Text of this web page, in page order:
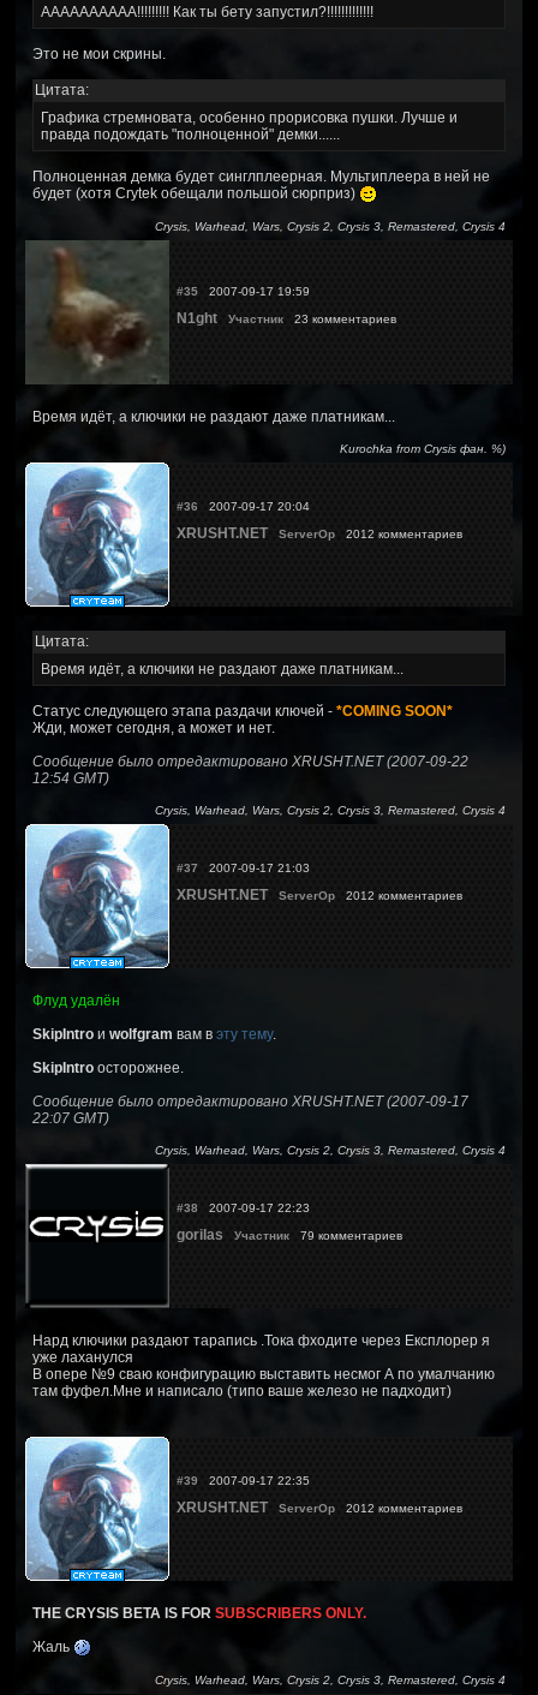
АААААААААА!!!!!!!!! Как ты бету запустил?!!!!!!!!!!!!!
Это не мои скрины.
Цитата:
Графика стремновата, особенно прорисовка пушки. Лучше и
правда подождать "полноценной" демки......
Полноценная демка будет синглплеерная. Мультиплеера в ней не
будет (хотя Crytek обещали польшой сюрприз)
Crysis, Warhead, Wars, Crysis 2, Crysis 3, Remastered, Crysis 4
#35 2007-09-17 19:59
N1ght Участник 23 комментариев
Время идёт, а ключики не раздают даже платникам...
Kurochka from Crysis фан. %)
#36 2007-09-17 20:04
XRUSHT.NET ServerOp 2012 комментариев
Цитата:
Время идёт, а ключики не раздают даже платникам...
Статус следующего этапа раздачи ключей - *COMING SOON*
Жди, может сегодня, а может и нет.
Сообщение было отредактировано XRUSHT.NET (2007-09-22
12:54 GMT)
Crysis, Warhead, Wars, Crysis 2, Crysis 3, Remastered, Crysis 4
#37 2007-09-17 21:03
XRUSHT.NET ServerOp 2012 комментариев
Флуд удалён
SkipIntro и wolfgram вам в эту тему.
SkipIntro осторожнее.
Сообщение было отредактировано XRUSHT.NET (2007-09-17
22:07 GMT)
Crysis, Warhead, Wars, Crysis 2, Crysis 3, Remastered, Crysis 4
#38 2007-09-17 22:23
gorilas Участник 79 комментариев
Нард ключики раздают тарапись .Тока фходите через Експлорер я
уже лаханулся
В опере №9 сваю конфигурацию выставить несмог А по умалчанию
там фуфел.Мне и написало (типо ваше железо не падходит)
#39 2007-09-17 22:35
XRUSHT.NET ServerOp 2012 комментариев
THE CRYSIS BETA IS FOR SUBSCRIBERS ONLY.
Жаль
Crysis, Warhead, Wars, Crysis 2, Crysis 3, Remastered, Crysis 4